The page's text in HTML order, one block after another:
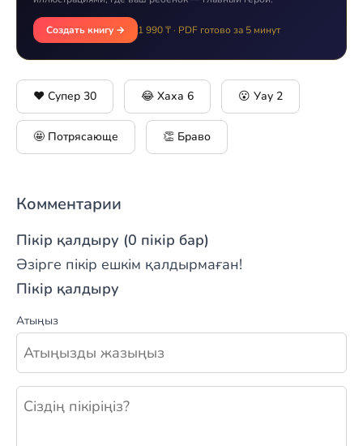
Создать книгу → 1 990 ₸ · PDF готово за 5 минут
❤️ Супер 30 😂 Хаха 6 😮 Уау 2
🤩 Потрясающе 👏 Браво
Комментарии
Пікір қалдыру (0 пікір бар)
Әзірге пікір ешкім қалдырмаған!
Пікір қалдыру
Атыңыз
Жаңа пікір қалдыру